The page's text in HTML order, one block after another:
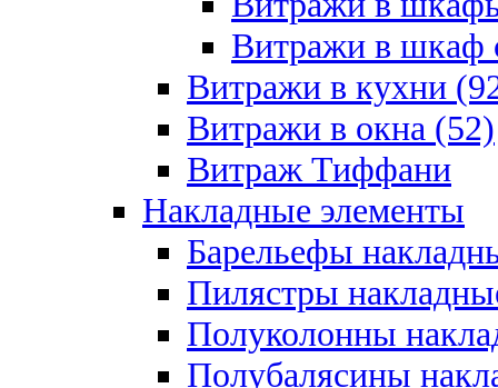
Витражи в шкаф
Витражи в кухни
Витражи в окна (52)
Витраж Тиффани
Накладные элементы
Барельефы
Пилястры
Полуколонны
Полубалясины